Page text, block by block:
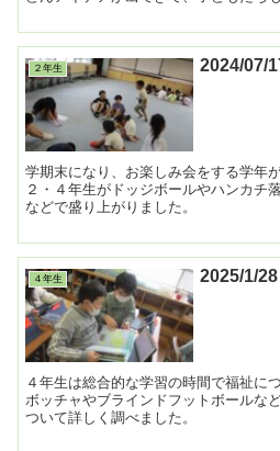
２年生 2024/07/
学期末になり、お楽しみ会をする学年
２・４年生がドッジボールやハンカチ
などで盛り上がりました。
４年生 2025/1/
４年生は総合的な学習の時間で福祉に
ボッチャやブラインドフットボールな
ついて詳しく調べました。